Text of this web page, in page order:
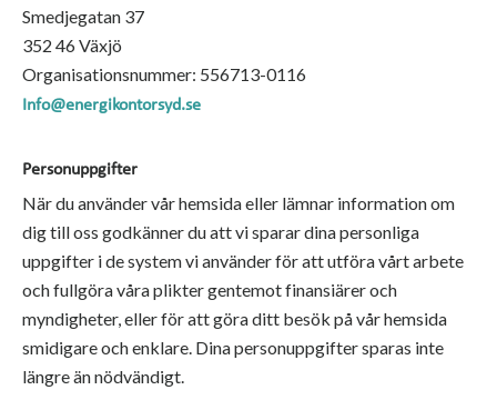
Smedjegatan 37
352 46 Växjö
Organisationsnummer: 556713-0116
Info@energikontorsyd.se
Personuppgifter
När du använder vår hemsida eller lämnar information om
dig till oss godkänner du att vi sparar dina personliga
uppgifter i de system vi använder för att utföra vårt arbete
och fullgöra våra plikter gentemot finansiärer och
myndigheter, eller för att göra ditt besök på vår hemsida
smidigare och enklare. Dina personuppgifter sparas inte
längre än nödvändigt.